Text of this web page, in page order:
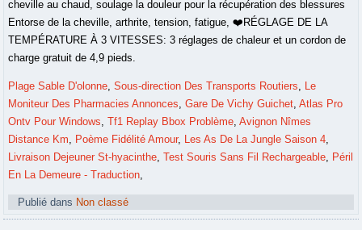
Plage Sable D'olonne,Sous-direction Des Transports Routiers, Le
Moniteur Des Pharmacies Annonces,Gare De Vichy Guichet,Atlas Pro
Ontv Pour Windows,Tf1 Replay Bbox Problème,Avignon Nîmes
Distance Km, Poème Fidélité Amour, Les As De La Jungle Saison 4,
Livraison Dejeuner St-hyacinthe,Test Souris Sans Fil Rechargeable, Péril
En La Demeure - Traduction,
Publié dans Non classé